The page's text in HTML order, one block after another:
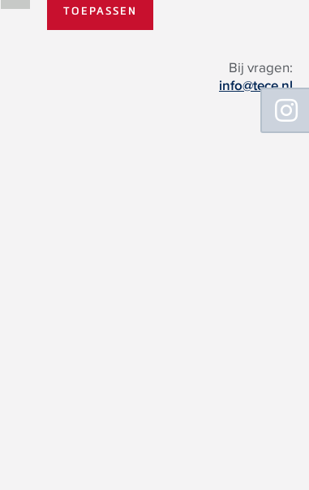
Bij vragen:
info@tece.nl
Floating